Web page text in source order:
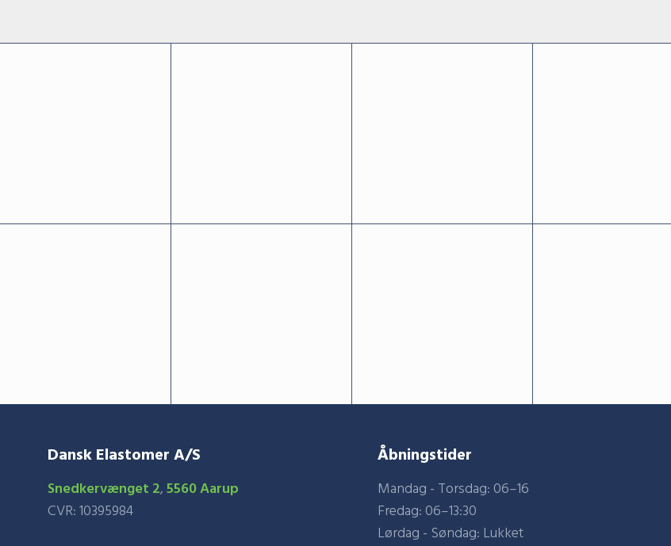
Dansk Elastomer A/S
Snedkervænget 2,​5560 Aarup
​CVR: 10395984​
Åbningstider
Mandag - Torsdag: 06–16
Fredag: 06–13:30
Lørdag - Søndag: Lukket